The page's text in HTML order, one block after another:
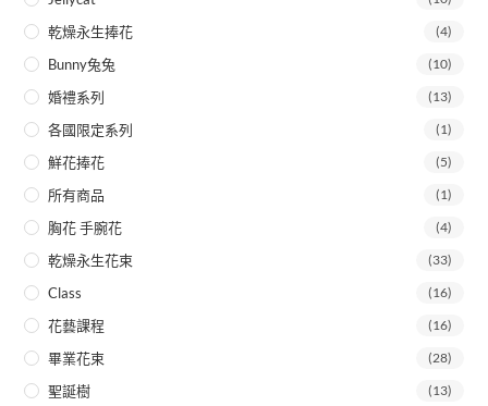
乾燥永生捧花 (4)
Bunny兔兔 (10)
婚禮系列 (13)
各國限定系列 (1)
鮮花捧花 (5)
所有商品 (1)
胸花 手腕花 (4)
乾燥永生花束 (33)
Class (16)
花藝課程 (16)
畢業花束 (28)
聖誕樹 (13)